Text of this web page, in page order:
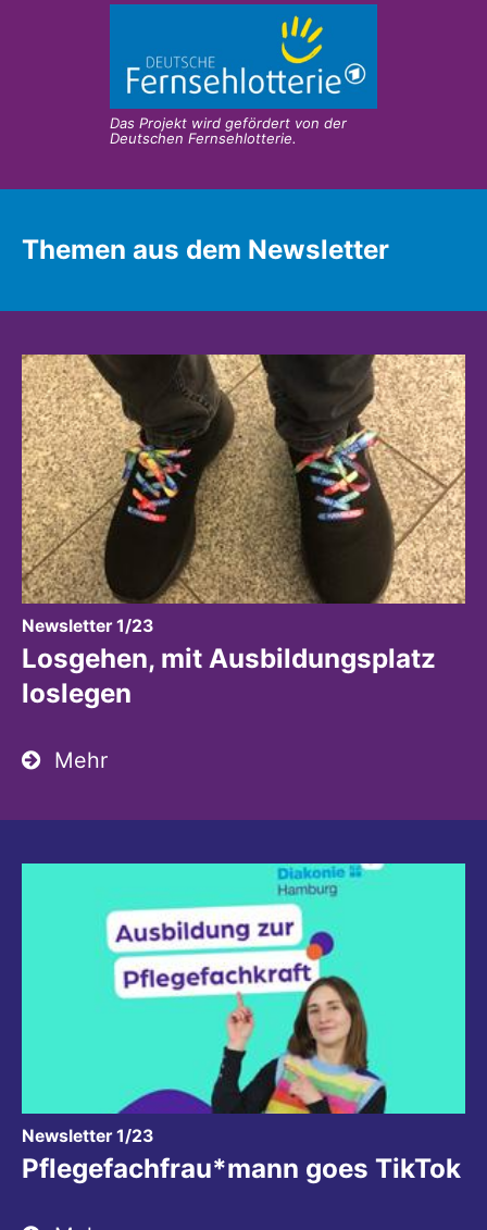
Das Projekt wird gefördert von der
Deutschen Fernsehlotterie.
Themen aus dem Newsletter
Newsletter 1/23:
Losgehen, mit Ausbildungsplatz
loslegen
Mehr
Newsletter 1/23:
Pflegefachfrau*mann goes TikTok